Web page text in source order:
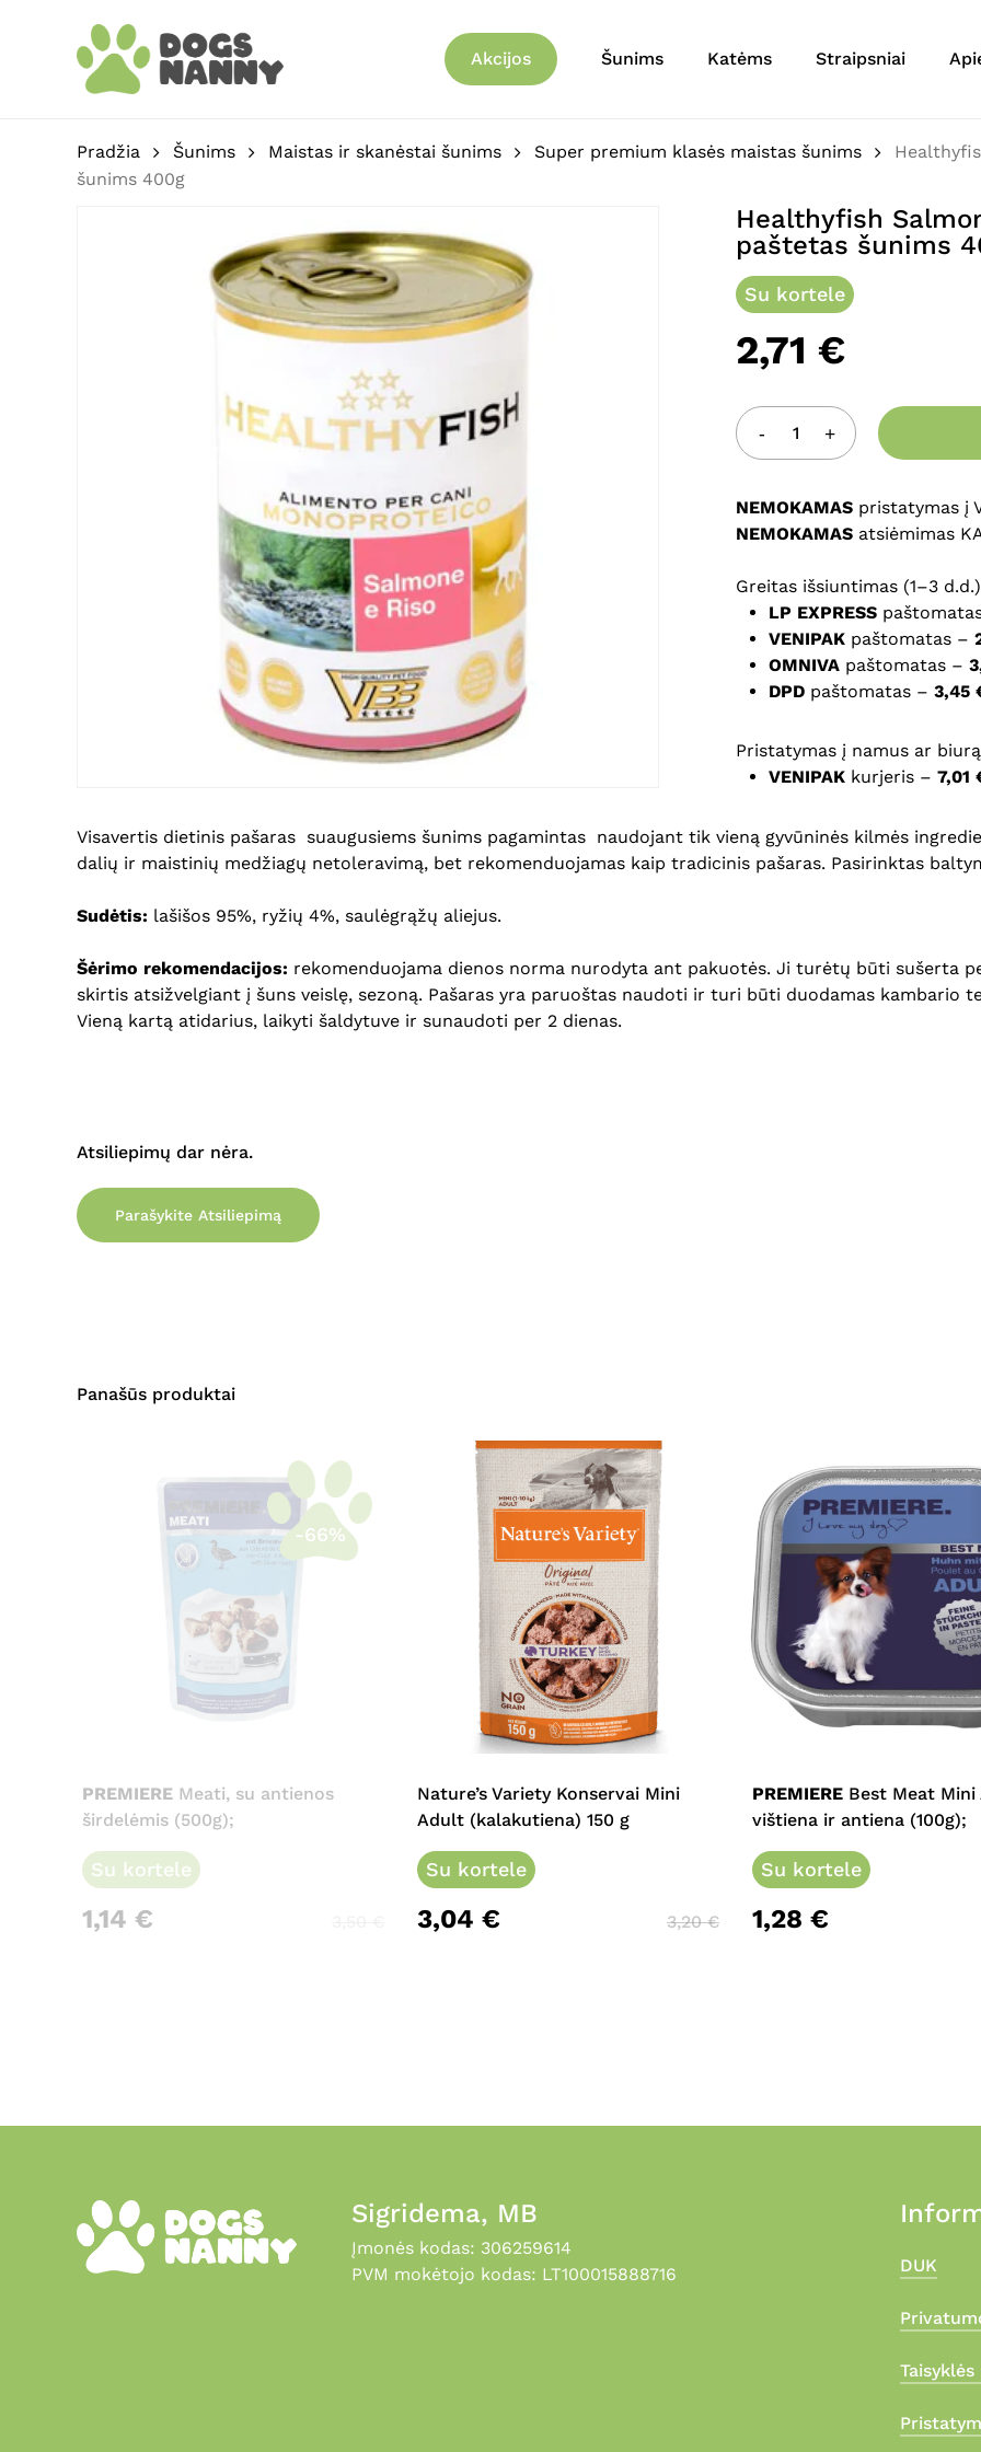
Akcijos Šunims Katėms Straipsniai
Pradžia Šunims Maistas ir skanėstai šunims Super premium klasės maistas šunims
šunims 400g
Healthyfish
paštetas šunims
Su kortele
2,71 €
NEMOKAMAS pristatymas į
NEMOKAMAS atsiėmimas
Greitas išsiuntimas (1–3
LP EXPRESS
VENIPAK paštomatas –
OMNIVA paštomatas –
DPD paštomatas – 3,45
Pristatymas į namus ar
VENIPAK kurjeris – 7,01
Visavertis dietinis pašaras suaugusiems šunims pagamintas naudojant tik vieną gyvūninės kilmės
dalių ir maistinių medžiagų netoleravimą, bet rekomenduojamas kaip tradicinis pašaras. Pasirinktas
Sudėtis: lašišos 95%, ryžių 4%, saulėgrąžų aliejus.
Šėrimo rekomendacijos: rekomenduojama dienos norma nurodyta ant pakuotės. Ji turėtų būti sušerta
skirtis atsižvelgiant į šuns veislę, sezoną. Pašaras yra paruoštas naudoti ir turi būti duodamas kambario
Vieną kartą atidarius, laikyti šaldytuve ir sunaudoti per 2 dienas.
Atsiliepimų dar nėra.
Parašykite Atsiliepimą
Panašūs produktai
-66%
PREMIERE Meati, su antienos
širdelėmis (500g);
Su kortele
1,14 €
Nature’s Variety Konservai Mini
Adult (kalakutiena) 150 g
Su kortele
3,04 € 3,20€
PREMIERE Best Meat
vištiena ir antiena (100g);
Su kortele
1,28 €
Sigridema, MB
Įmonės kodas: 306259614
PVM mokėtojo kodas: LT100015888716
DUK
Būkite pirmas aprašęs
Jūsų atsiliepimas*
Pavadinimas *
Noriu savo interneto
komentarą.